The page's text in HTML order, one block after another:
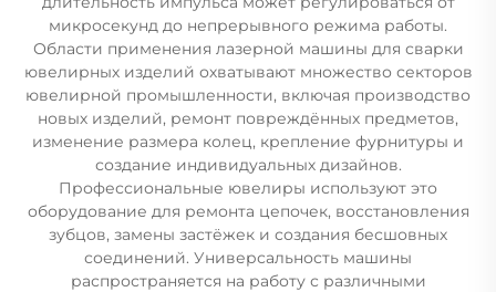
микросекунд до непрерывного режима работы.
Области применения лазерной машины для сварки
ювелирных изделий охватывают множество секторов
ювелирной промышленности, включая производство
новых изделий, ремонт повреждённых предметов,
изменение размера колец, крепление фурнитуры и
создание индивидуальных дизайнов.
Профессиональные ювелиры используют это
оборудование для ремонта цепочек, восстановления
зубцов, замены застёжек и создания бесшовных
соединений. Универсальность машины
распространяется на работу с различными